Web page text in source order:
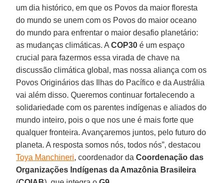
um dia histórico, em que os Povos da maior floresta
do mundo se unem com os Povos do maior oceano
do mundo para enfrentar o maior desafio planetário:
as mudanças climáticas. ACOP30 é um espaço
crucial para fazermos essa virada de chave na
discussão climática global, mas nossa aliança com os
Povos Originários das Ilhas do Pacífico e da Austrália
vai além disso. Queremos continuar fortalecendo a
solidariedade com os parentes indígenas e aliados do
mundo inteiro, pois o que nos une é mais forte que
qualquer fronteira. Avançaremos juntos, pelo futuro do
planeta. A resposta somos nós, todos nós”, destacou
Toya Manchineri, coordenador da Coordenação das
Organizações Indígenas da Amazônia Brasileira